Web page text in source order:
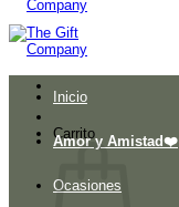
Carrito
Inicio
Amor y Amistad❤️
Ocasiones